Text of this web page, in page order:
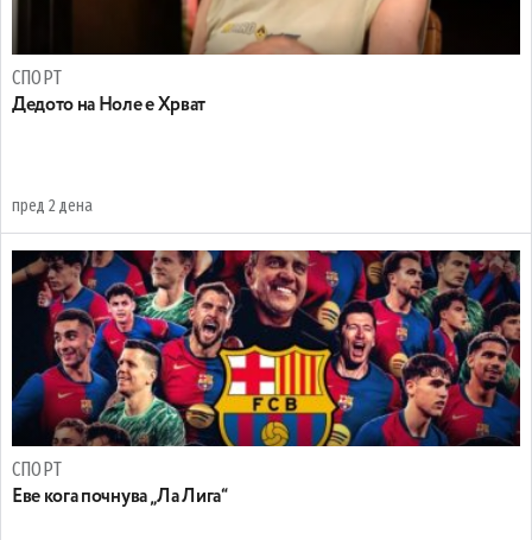
СПОРТ
Дедото на Ноле е Хрват
пред 2 дена
СПОРТ
Еве кога почнува „Ла Лига“